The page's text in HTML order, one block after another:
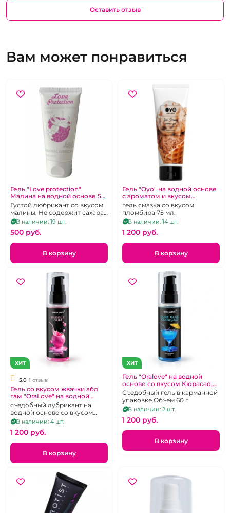
Оставить отзыв
Вам может понравиться
Гель "Love protection"
Малина на водной основе 50
мл.
Густой любрикант со вкусом
малины. Не содержит сахара
и каллорий.
В наличии: 19 шт.
500 pуб.
В корзину
Гель "Oyo" на водной основе
с ароматом и вкусом
мороженого 75 мл
гель смазка со вкусом
пломбира 75 мл.
В наличии: 14 шт.
1 200 pуб.
В корзину
ХИТ
5.0 1 отзыв
Гель со вкусом жвачки абл
гам "OraLove" на водной
основе
съедобный лубрикант на
водной основе со вкусом
жвачки, удобный флакон с
дозатором, 60 г
В наличии: 4 шт.
1 200 pуб.
В корзину
ХИТ
Гель "Oralove" на водной
основе со вкусом Кюрасао,
60 г
Съедобный гель в карманной
упаковке.Объем 60 г
В наличии: 2 шт.
1 200 pуб.
В корзину